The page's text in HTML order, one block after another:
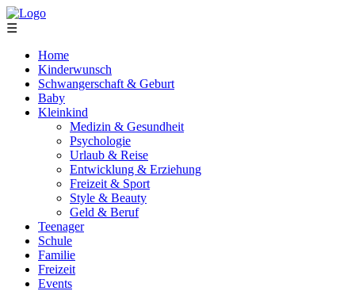
☰
Home
Kinderwunsch
Schwangerschaft & Geburt
Baby
Kleinkind
Medizin & Gesundheit
Psychologie
Urlaub & Reise
Entwicklung & Erziehung
Freizeit & Sport
Style & Beauty
Geld & Beruf
Teenager
Schule
Familie
Freizeit
Events